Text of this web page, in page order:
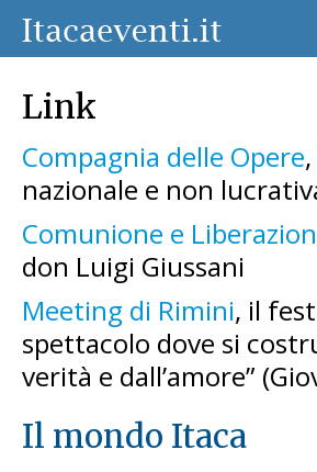
Link
Compagnia delle Opere
nazionale e non
Comunione e
don Luigi Giussani
Meeting di Rimini, il
spettacolo dove si
verità e dall’amore”
Il mondo Itaca